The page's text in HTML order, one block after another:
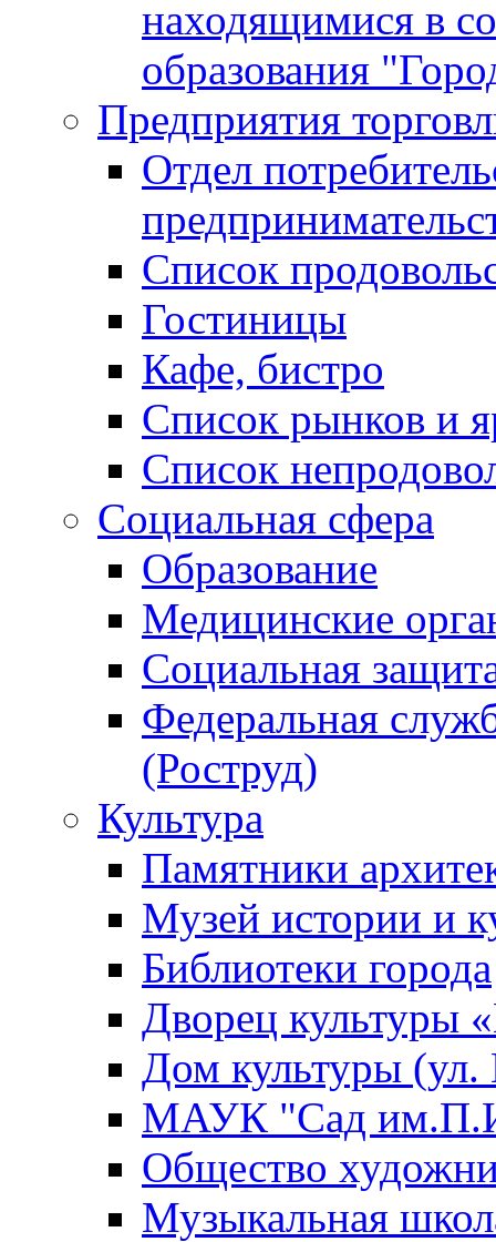
находящимися в
образования
Предприятия
Отдел
Список
Гостиницы
Кафе, бистро
Cписок рынков и
Список
Социальная сфера
Образование
Медицинские
Социальная
Федеральная
(Роструд)
Культура
Памятники
Музей истории и
Библиотеки города
Дворец культуры
Дом культуры (ул.
МАУК "Сад
Общество
Музыкальная